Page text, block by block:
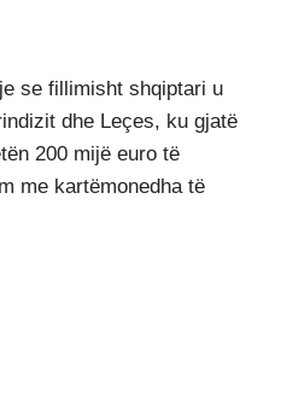
se fillimisht shqiptari u
dhe Leçes, ku gjatë
200 mijë euro të
me kartëmonedha të